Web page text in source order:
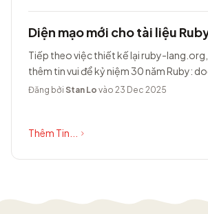
Diện mạo mới cho tài liệu
Tiếp theo việc thiết kế lại ruby-
thêm tin vui để kỷ niệm 30 năm Ruby:
lang.org có diện mạo hoàn toàn...
Đăng bởi Stan Lo vào 23 Dec 2025
Thêm Tin...